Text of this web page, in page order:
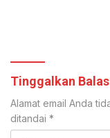
Tinggalkan
Alamat email Anda
ditandai *